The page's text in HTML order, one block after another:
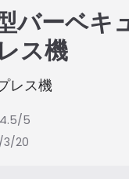
バーベキ
ス機
レス機
4.5/5
3/20